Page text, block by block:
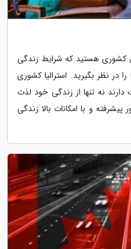
کشوری هستید که شرایط زندگی
در نظر بگیرید. استرالیا کشوری
نه تنها از زندگی خود لذت
و با امکانات بالا زندگی